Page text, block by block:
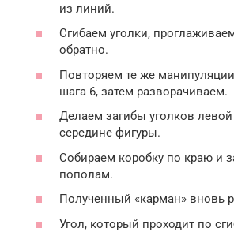
из линий.
Сгибаем уголки,
обратно.
Повторяем те же
шага 6, затем разворачиваем.
Делаем загибы уголков
середине фигуры.
Собираем коробку по краю и
пополам.
Полученный «карман» вновь
Угол, который проходит по